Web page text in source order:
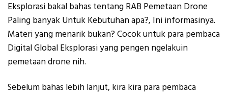
Eksplorasi bakal bahas tentang RAB Pemetaan Drone
Paling banyak Untuk Kebutuhan apa?, Ini informasinya.
Materi yang menarik bukan? Cocok untuk para pembaca
Digital Global Eksplorasi yang pengen ngelakuin
pemetaan drone nih.
Sebelum bahas lebih lanjut, kira kira para pembaca